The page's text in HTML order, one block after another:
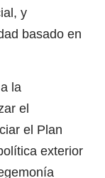
y
basado en
la
el
el Plan
exterior